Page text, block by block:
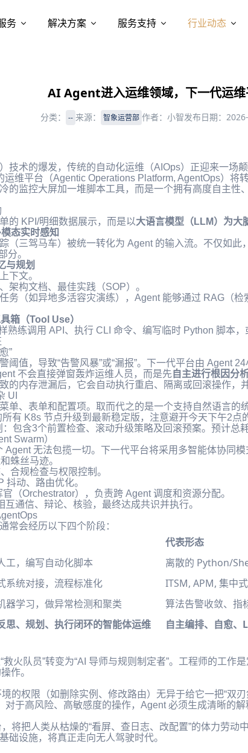
务 解决方案 服务支持 行业动态
AI Agent进入运维领域，下一代运维
分类： -- 来源： 智象运营部 作者： 小智发布日期：
技术的爆发，传统的自动化运维（AIOps）正迎来一场
维平台（Agentic Operations Platform, AgentOps）将
的监控大屏加一堆脚本工具，而是一个拥有高度自主性
的 KPI/明细数据展示，而是以大语言模型（LLM）为大
态实时感知
（三驾马车）被统一转化为 Agent 的输入流。不仅如
分。
与规划
下文。
架构文档、最佳实践（SOP）。
务（如异地多活容灾演练），Agent 能够通过 RAG（
箱（Tool Use）
熟练调用 API、执行 CLI 命令、编写临时 Python 脚本，
”
值，导致“告警风暴”或“漏报”。下一代平台由 Agent 24
不会直接弹窗轰炸运维人员，而是先自主进行根因分
的内存泄漏后，它会自动执行重启、隔离或回滚操作，
UI
单、表单和配置项。取而代之的是一个支持自然语言的
所有 K8s 节点升级到最新稳定版，注意避开今天下午2点
：包含3个前置检查、滚动升级策略及回滚预案。预计总
Swarm）
无法包揽一切。下一代平台将采用多智能体协同模
蛛丝马迹。
合规检查与权限控制。
抖动、路由优化。
官（Orchestrator），负责跨 Agent 调度和资源分配。
互通信、辩论、核验，最终达成共识并执行。
常会经历以下四个阶段：
代表形态
工，编写自动化脚本
离散的 Python/
系统对接，流程标准化
ITSM, APM, 集中
器学习，做异常检测和聚类
算法告警收敛、指
思、规划、执行闭环的智能体运维 自主编排、自愈、
火队员”转变为“AI 导师与规则制定者”。工程师的工作
作。
的权限（如删除实例、修改路由）无异于给它一把“双
对于高风险、高敏感度的操作，Agent 必须生成清晰的解
将把人类从枯燥的“看屏、查日志、改配置”的体力劳动
础设施，将真正走向无人驾驶时代。